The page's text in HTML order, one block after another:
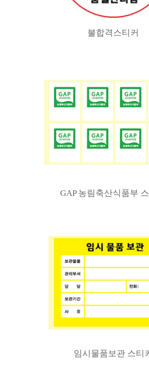
불합격스티커
GAP 농림축산식품부
임시물품보관 스티